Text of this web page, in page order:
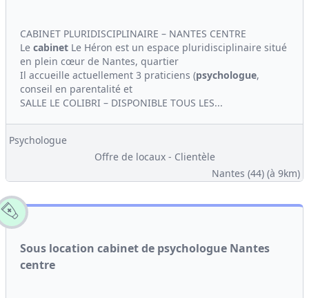
CABINET PLURIDISCIPLINAIRE – NANTES CENTRE
Le cabinet Le Héron est un espace pluridisciplinaire situé
en plein cœur de Nantes, quartier
Il accueille actuellement 3 praticiens (psychologue,
conseil en parentalité et
SALLE LE COLIBRI – DISPONIBLE TOUS LES...
Psychologue
Offre de locaux - Clientèle
Nantes (44) (à 9km)
Sous location cabinet de psychologue Nantes
centre